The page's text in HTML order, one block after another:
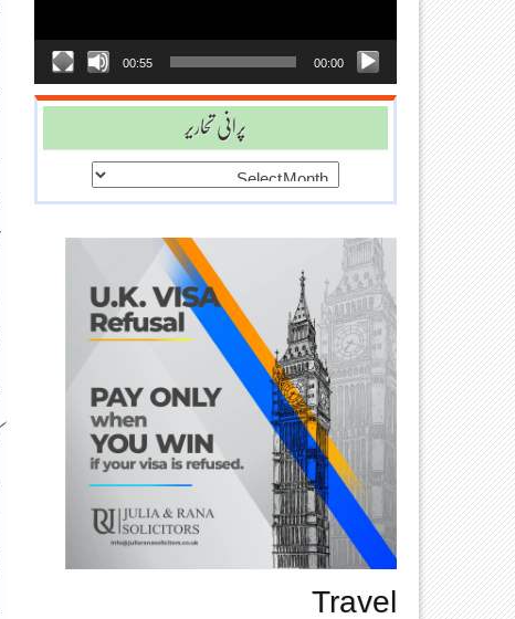
00:00
00:55
پرانی تحاریر
Travel